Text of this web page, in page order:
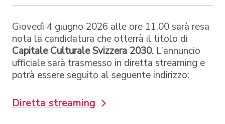
Giovedì 4 giugno 2026 alle ore 11.00 sarà resa
nota la candidatura che otterrà il titolo di
Capitale Culturale Svizzera 2030. L’annuncio
ufficiale sarà trasmesso in diretta streaming e
potrà essere seguito al seguente indirizzo:
Diretta streaming